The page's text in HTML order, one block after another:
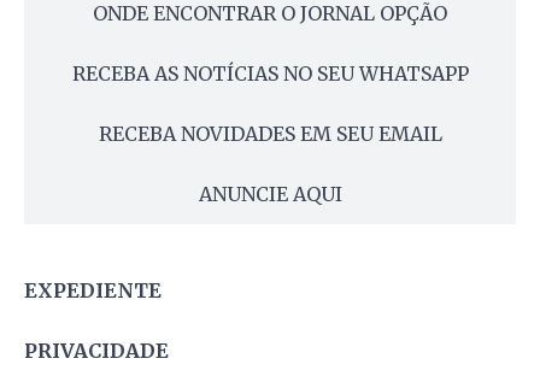
ONDE ENCONTRAR O JORNAL OPÇÃO
RECEBA AS NOTÍCIAS NO SEU WHATSAPP
RECEBA NOVIDADES EM SEU EMAIL
ANUNCIE AQUI
EXPEDIENTE
PRIVACIDADE